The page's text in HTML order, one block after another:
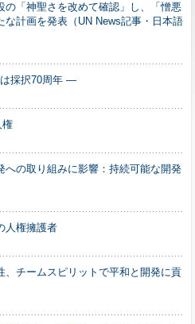
の「神聖さを改めて確認」し、「憎悪
な計画を発表（UN News記事・日本語
採択70周年 ―
権
への取り組みに影響：持続可能な開発
人権擁護者
、チームスピリットで平和と開発に貢